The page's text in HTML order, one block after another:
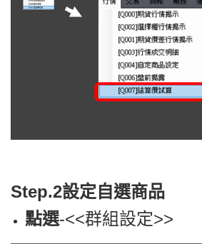
Step.2設定自選商品
點選-<<群組設定>>